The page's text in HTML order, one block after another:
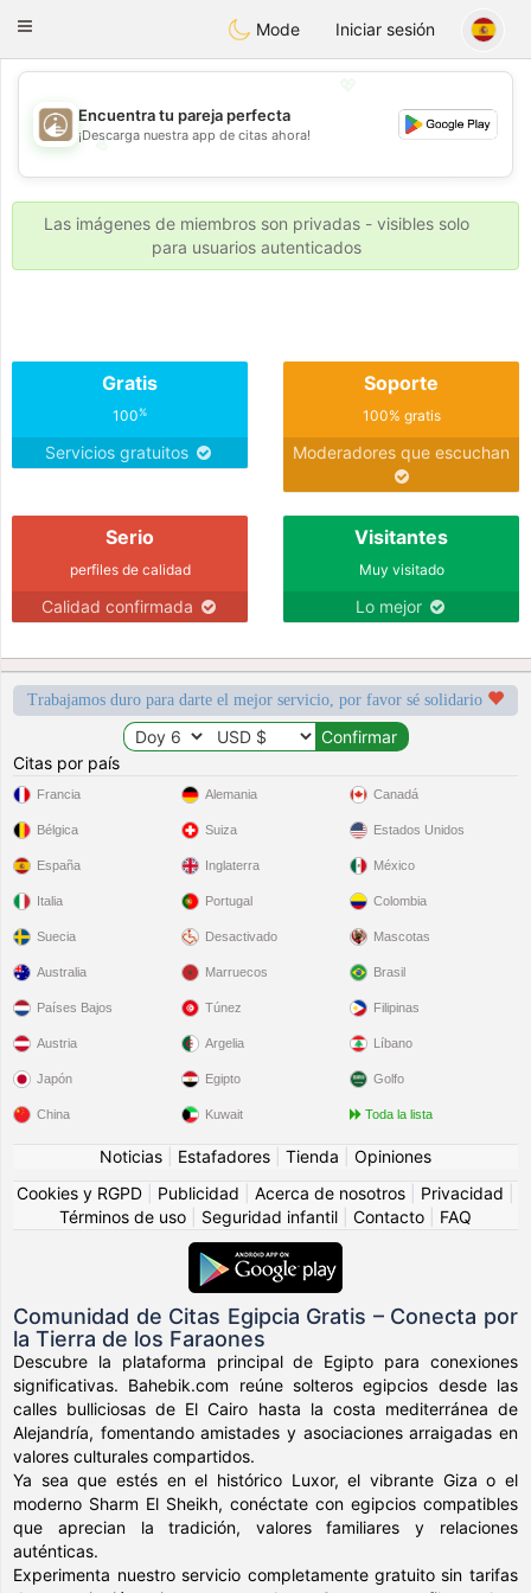
B ahebik
Toggle
Mode Iniciar sesión
💖
💕
💕
Encuentra tu pareja perfecta
¡Descarga nuestra app de citas ahora!
Las imágenes de miembros son privadas - visibles solo
para usuarios autenticados
Gratis
100%
Servicios gratuitos
Soporte
100% gratis
Moderadores que escuchan
Serio
perfiles de calidad
Calidad confirmada
Visitantes
Muy visitado
Lo mejor
Trabajamos duro para darte el mejor servicio, por favor sé solidario
Citas por país
Francia
Bélgica
España
Italia
Suecia
Alemania
Suiza
Inglaterra
Portugal
Desactivado
Canadá
Estados Unidos
México
Colombia
Mascotas
Australia
Países Bajos
Austria
Japón
China
Marruecos
Túnez
Argelia
Egipto
Kuwait
Brasil
Filipinas
Líbano
Golfo
Toda la lista
Noticias Estafadores Tienda
Opiniones
Cookies y RGPD
Publicidad Acerca de nosotros Privacidad
Términos de uso
Seguridad infantil Contacto FAQ
Comunidad de Citas Egipcia Gratis – Conecta por
la Tierra de los Faraones
Descubre la plataforma principal de Egipto para conexiones
significativas. Bahebik.com reúne solteros egipcios desde las
calles bulliciosas de El Cairo hasta la costa mediterránea de
Alejandría, fomentando amistades y asociaciones arraigadas en
valores culturales compartidos.
Ya sea que estés en el histórico Luxor, el vibrante Giza o el
moderno Sharm El Sheikh, conéctate con egipcios compatibles
que aprecian la tradición, valores familiares y relaciones
auténticas.
Experimenta nuestro servicio completamente gratuito sin tarifas